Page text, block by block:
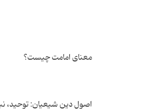
اصول دین شیعیان: توحید،